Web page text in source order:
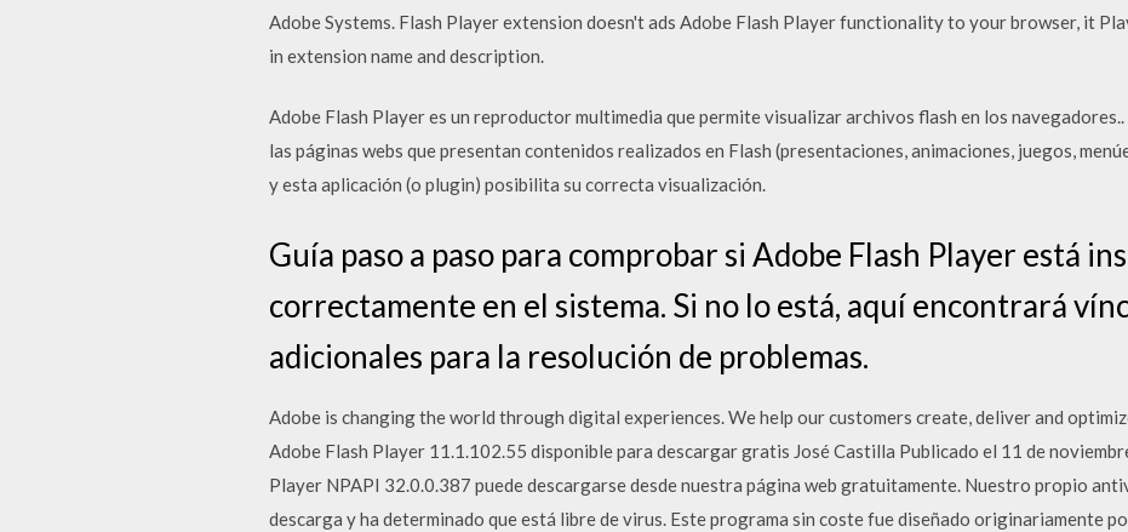
Adobe Systems. Flash Player extension doesn't ads Adobe Flash Player functionality to your browser, it
in extension name and description.
Adobe Flash Player es un reproductor multimedia que permite visualizar archivos flash en los navegadores..
las páginas webs que presentan contenidos realizados en Flash (presentaciones, animaciones, juegos,
y esta aplicación (o plugin) posibilita su correcta visualización.
Guía paso a paso para comprobar si Adobe Flash Player está
correctamente en el sistema. Si no lo está, aquí encontrará
adicionales para la resolución de problemas.
Adobe is changing the world through digital experiences. We help our customers create, deliver and
Adobe Flash Player 11.1.102.55 disponible para descargar gratis José Castilla Publicado el 11 de
Player NPAPI 32.0.0.387 puede descargarse desde nuestra página web gratuitamente. Nuestro propio
descarga y ha determinado que está libre de virus. Este programa sin coste fue diseñado originariamente